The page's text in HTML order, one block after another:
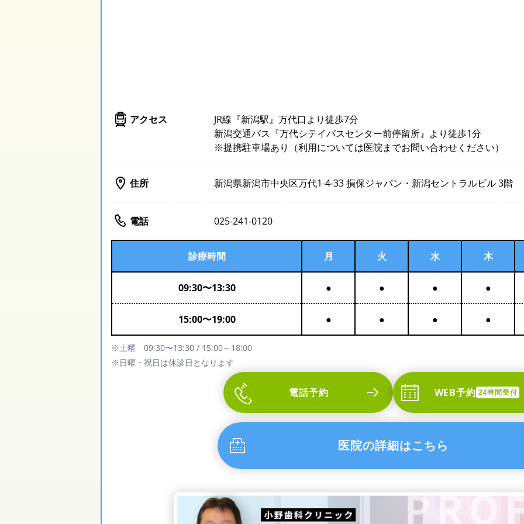
アクセス
JR線『新潟駅』万代口より徒歩7分
新潟交通バス『万代シテイバスセンター前停留所』より徒歩1分
※提携駐車場あり（利用については医院までお問い合わせください）
住所 新潟県新潟市中央区万代1-4-33 損保ジャパン・新潟セントラルビル 3階
電話 025-241-0120
診療時間 月 火 水 木
09:30〜13:30 ● ● ● ●
15:00〜19:00 ● ● ● ●
※土曜 09:30〜13:30 / 15:00～18:00
※日曜・祝日は休診日となります
電話予約 WEB予約 24時間受付
医院の詳細はこちら